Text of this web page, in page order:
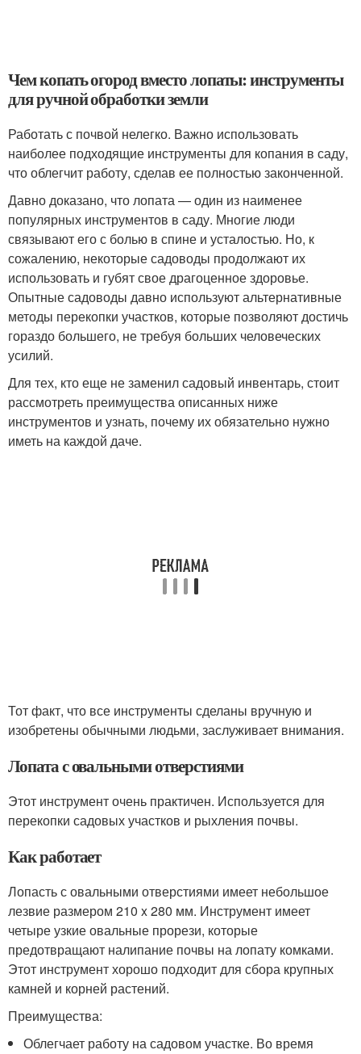
Чем копать огород вместо лопаты: инструменты
для ручной обработки земли
Работать с почвой нелегко. Важно использовать
наиболее подходящие инструменты для копания в саду,
что облегчит работу, сделав ее полностью законченной.
Давно доказано, что лопата — один из наименее
популярных инструментов в саду. Многие люди
связывают его с болью в спине и усталостью. Но, к
сожалению, некоторые садоводы продолжают их
использовать и губят свое драгоценное здоровье.
Опытные садоводы давно используют альтернативные
методы перекопки участков, которые позволяют достичь
гораздо большего, не требуя больших человеческих
усилий.
Для тех, кто еще не заменил садовый инвентарь, стоит
рассмотреть преимущества описанных ниже
инструментов и узнать, почему их обязательно нужно
иметь на каждой даче.
Тот факт, что все инструменты сделаны вручную и
изобретены обычными людьми, заслуживает внимания.
Лопата с овальными отверстиями
Этот инструмент очень практичен. Используется для
перекопки садовых участков и рыхления почвы.
Как работает
Лопасть с овальными отверстиями имеет небольшое
лезвие размером 210 x 280 мм. Инструмент имеет
четыре узкие овальные прорези, которые
предотвращают налипание почвы на лопату комками.
Этот инструмент хорошо подходит для сбора крупных
камней и корней растений.
Преимущества:
Облегчает работу на садовом участке. Во время